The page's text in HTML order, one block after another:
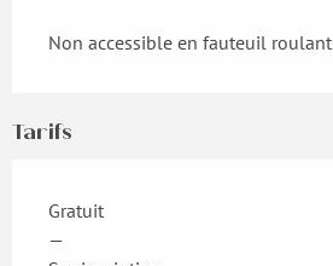
Non accessible en fauteuil roulant
Tarifs
Gratuit
—